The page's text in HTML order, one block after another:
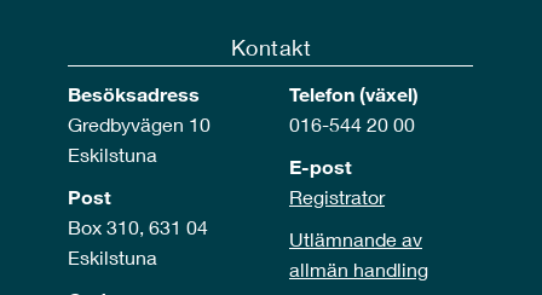
Kontakt
Besöksadress
Gredbyvägen 10
Eskilstuna
Post
Box 310, 631 04
Eskilstuna
Telefon (växel)
016-544 20 00
E-post
Registrator
Utlämnande av
allmän handling